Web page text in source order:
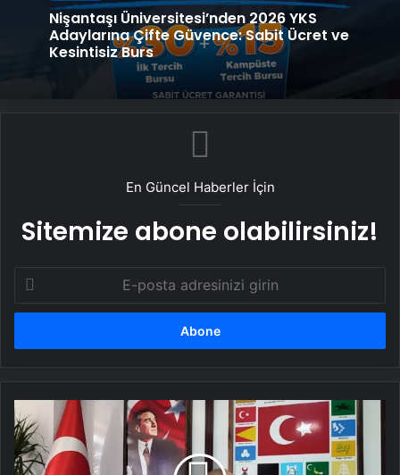
Nişantaşı Üniversitesi’nden 2026 YKS
Adaylarına Çifte Güvence: Sabit Ücret ve
Kesintisiz Burs
En Güncel Haberler İçin
Sitemize abone olabilirsiniz!
posta
adresinizi
İYİ
Partili
Başkan
Bekir